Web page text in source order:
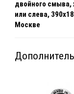
двойного смыва,
или слева,
Москве